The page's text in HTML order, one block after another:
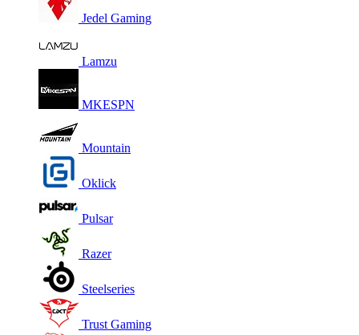
Jedel Gaming
Lamzu
MKESPN
Mountain
Oklick
Pulsar
Razer
Steelseries
Trust Gaming